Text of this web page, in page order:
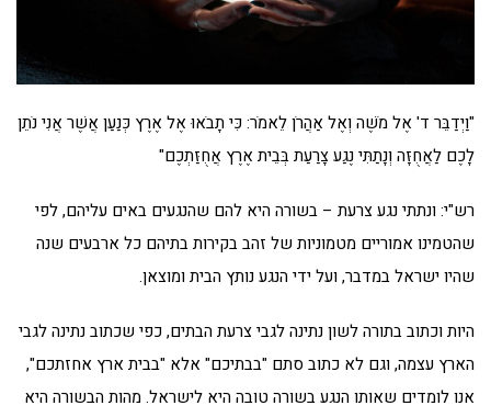
"וַיְדַבֵּר ד' אֶל מֹשֶׁה וְאֶל אַהֲרֹן לֵאמֹר: כִּי תָבֹאוּ אֶל אֶרֶץ כְּנַעַן אֲשֶׁר אֲנִי נֹתֵן
לָכֶם לַאֲחֻזָּה וְנָתַתִּי נֶגַע צָרַעַת בְּבֵית אֶרֶץ אֲחֻזַּתְכֶם"
רש"י: ונתתי נגע צרעת – בשורה היא להם שהנגעים באים עליהם, לפי
שהטמינו אמוריים מטמוניות של זהב בקירות בתיהם כל ארבעים שנה
שהיו ישראל במדבר, ועל ידי הנגע נותץ הבית ומוצאן.
היות וכתוב בתורה לשון נתינה לגבי צרעת הבתים, כפי שכתוב נתינה לגבי
הארץ עצמה, וגם לא כתוב סתם "בבתיכם" אלא "בבית ארץ אחזתכם",
אנו לומדים שאותו הנגע בשורה טובה היא לישראל. מהות הבשורה היא